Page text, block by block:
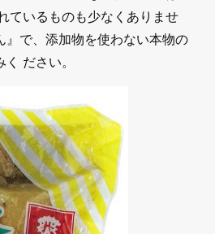
ているものも少なくありませ
』で、添加物を使わない本物の
ださい。